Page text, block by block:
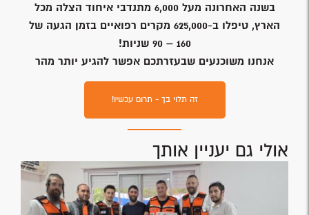
בשנה האחרונה מעל 6,000 מתנדבי איחוד הצלה מכל
הארץ, טיפלו ב-625,000 מקרים רפואיים בזמן הגעה של
160 – 90 שניות!
אנחנו משוכנעים שבעזרתכם אפשר להגיע יותר מהר
זה תלוי בך - תרום עכשיו!
אולי גם יעניין אותך